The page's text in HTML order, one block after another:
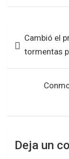
ce
o
o
k
tt
de Cambió el
tormentas
Deja un